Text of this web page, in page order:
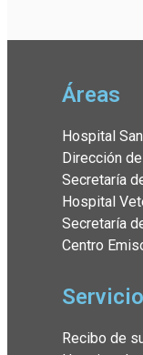
Áreas
Hospital
Dirección
Secretaría
Hospital
Secretaría
Centro
Recibo de